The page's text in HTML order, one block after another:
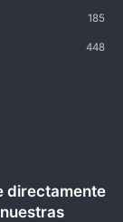
185
448
directamente